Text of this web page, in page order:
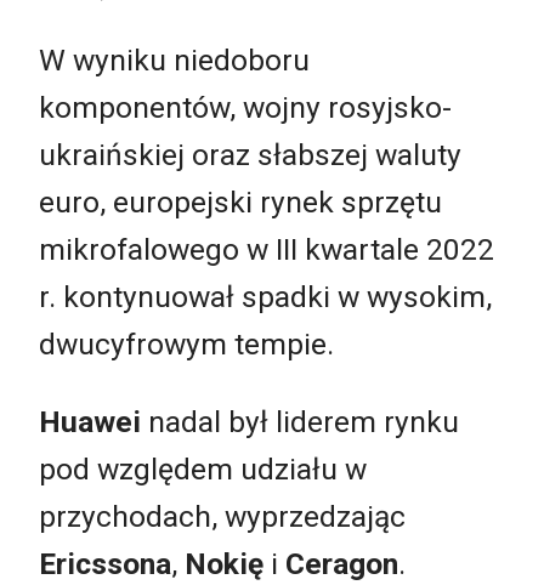
W wyniku niedoboru
komponentów, wojny rosyjsko-
ukraińskiej oraz słabszej waluty
euro, europejski rynek sprzętu
mikrofalowego w III kwartale 2022
r. kontynuował spadki w wysokim,
dwucyfrowym tempie.
Huawei nadal był liderem rynku
pod względem udziału w
przychodach, wyprzedzając
Ericssona, Nokię i Ceragon.